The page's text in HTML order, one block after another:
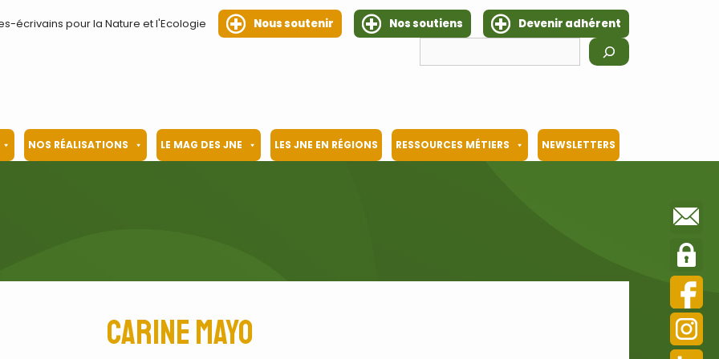
écrivains pour la Nature et l'Ecologie Nous soutenir Nos soutiens
Devenir adhérent
NOS RÉALISATIONS LE MAG DES JNE LES JNE EN RÉGIONS RESSOURCES MÉTIERS NEWSLETTERS
Carine Mayo